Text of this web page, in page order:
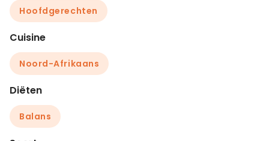
Hoofdgerechten
Cuisine
Noord-Afrikaans
Diëten
Balans